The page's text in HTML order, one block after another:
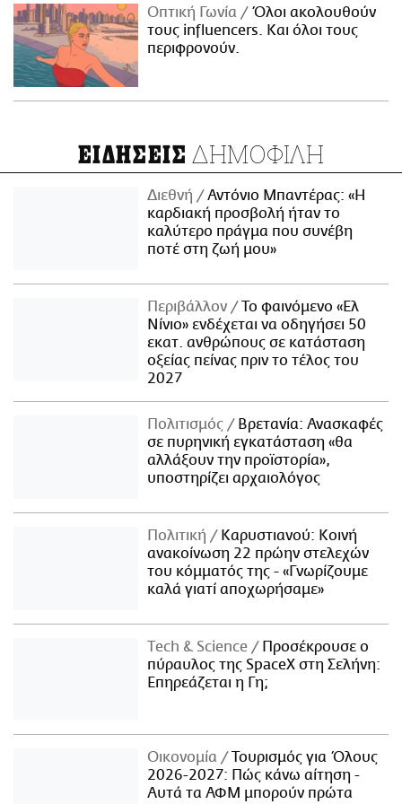
Οπτική Γωνία
Όλοι ακολουθούν
τους influencers. Και όλοι τους
περιφρονούν.
ΕΙΔΗΣΕΙΣ ΔΗΜΟΦΙΛΗ
Διεθνή
Αντόνιο Μπαντέρας: «Η
καρδιακή προσβολή ήταν το
καλύτερο πράγμα που συνέβη
ποτέ στη ζωή μου»
Περιβάλλον
Το φαινόμενο «Ελ
Νίνιο» ενδέχεται να οδηγήσει 50
εκατ. ανθρώπους σε κατάσταση
οξείας πείνας πριν το τέλος του
2027
Πολιτισμός
Βρετανία: Ανασκαφές
σε πυρηνική εγκατάσταση «θα
αλλάξουν την προϊστορία»,
υποστηρίζει αρχαιολόγος
Πολιτική
Καρυστιανού: Κοινή
ανακοίνωση 22 πρώην στελεχών
του κόμματός της - «Γνωρίζουμε
καλά γιατί αποχωρήσαμε»
Τech & Science
Προσέκρουσε ο
πύραυλος της SpaceX στη Σελήνη:
Επηρεάζεται η Γη;
Οικονομία
Τουρισμός για Όλους
2026-2027: Πώς κάνω αίτηση -
Αυτά τα ΑΦΜ μπορούν πρώτα